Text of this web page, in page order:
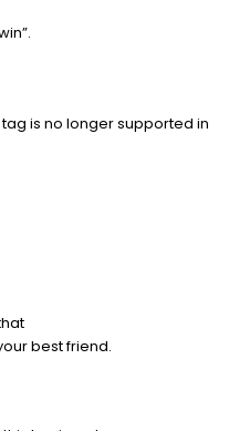
is no longer supported in
best friend.